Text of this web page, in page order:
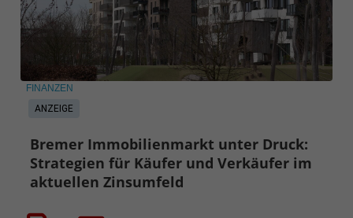
ANZEIGE
FINANZEN
Bremer Immobilienmarkt unter Druck:
Strategien für Käufer und Verkäufer im
aktuellen Zinsumfeld